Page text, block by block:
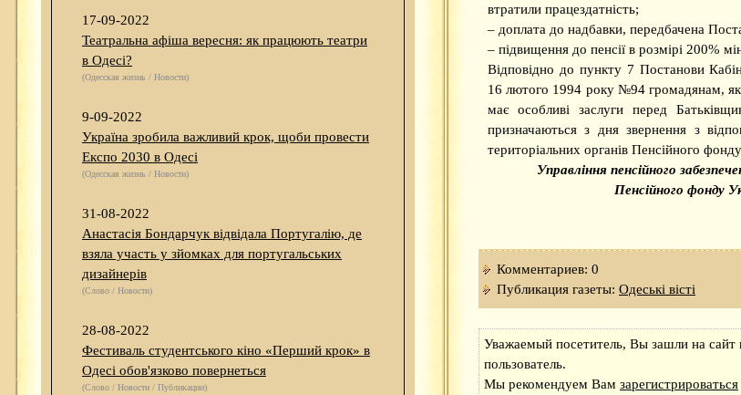
17-09-2022
Театральна афіша вересня: як працюють театри
в Одесі?
(Одесская жизнь / Новости)
9-09-2022
Україна зробила важливий крок, щоби провести
Експо 2030 в Одесі
(Одесская жизнь / Новости)
31-08-2022
Анастасія Бондарчук відвідала Португалію, де
взяла участь у зйомках для португальських
дизайнерів
(Слово / Новости)
28-08-2022
Фестиваль студентського кіно «Перший крок» в
Одесі обов'язково повернеться
(Слово / Новости / Публикации)
втратили працездатність;
– доплата до надбавки, передбачена
– підвищення до пенсії в розмірі 200%
Відповідно до пункту 7 Постанови
16 лютого 1994 року №94 громадянам,
має особливі заслуги перед
призначаються з дня звернення з
територіальних органів Пенсійного
Управління пенсійного
Пенсійного фонду
Комментариев: 0
Публикация газеты: Одеськi вiстi
Уважаемый посетитель, Вы зашли на сайт
пользователь.
Мы рекомендуем Вам зарегистрироваться